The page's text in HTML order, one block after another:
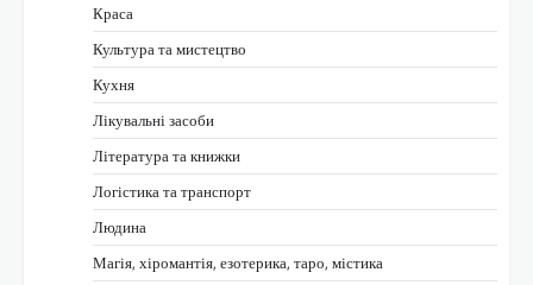
Краса
Культура та мистецтво
Кухня
Лікувальні засоби
Література та книжки
Логістика та транспорт
Людина
Магія, хіромантія, езотерика, таро, містика